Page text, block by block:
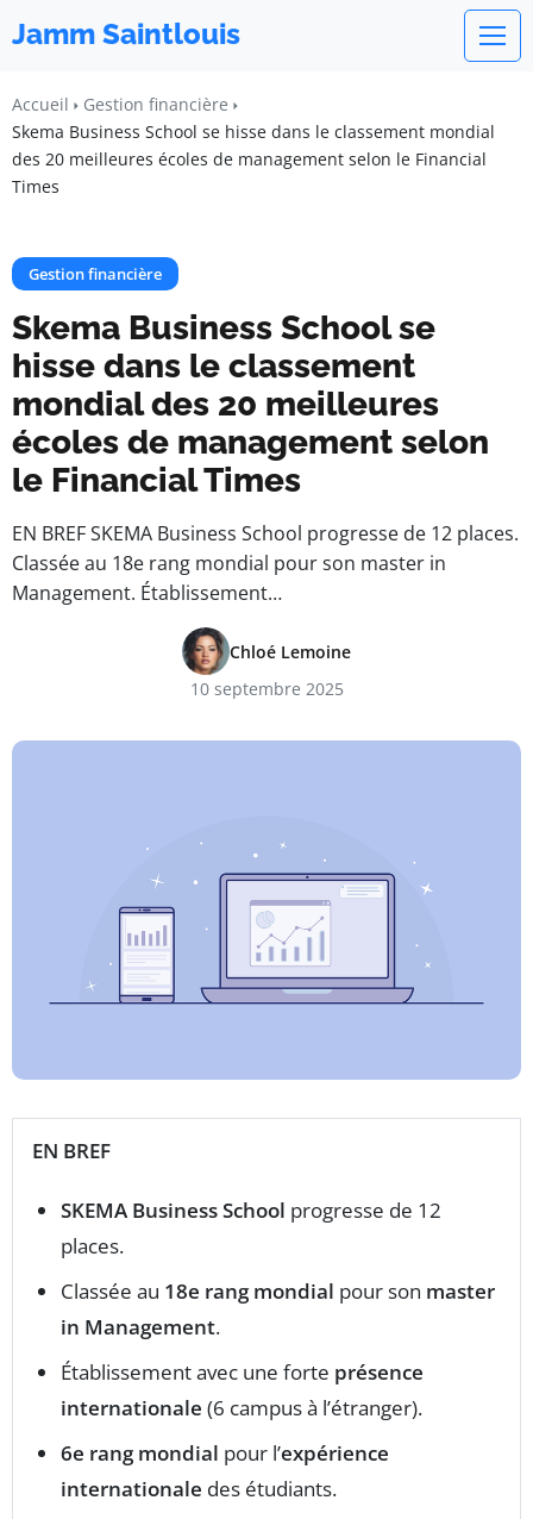
Jamm Saintlouis
Accueil
Gestion financière
Skema Business School se hisse dans le classement mondial
des 20 meilleures écoles de management selon le Financial
Times
Gestion financière
Skema Business School se
hisse dans le classement
mondial des 20 meilleures
écoles de management selon
le Financial Times
EN BREF SKEMA Business School progresse de 12 places.
Classée au 18e rang mondial pour son master in
Management. Établissement…
Chloé Lemoine
10 septembre 2025
EN BREF
SKEMA Business School progresse de 12
places.
Classée au 18e rang mondial pour son master
in Management.
Établissement avec une forte présence
internationale (6 campus à l’étranger).
6e rang mondial pour l’expérience
internationale des étudiants.